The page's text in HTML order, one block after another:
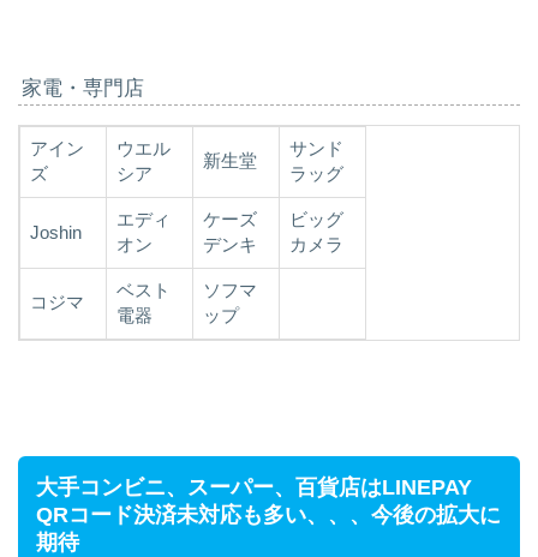
家電・専門店
アイン
ズ
ウエル
シア
新生堂
サンド
ラッグ
Joshin
エディ
オン
ケーズ
デンキ
ビッグ
カメラ
コジマ
ベスト
電器
ソフマ
ップ
大手コンビニ、スーパー、百貨店はLINEPAY
QRコード決済未対応も多い、、、今後の拡大に
期待